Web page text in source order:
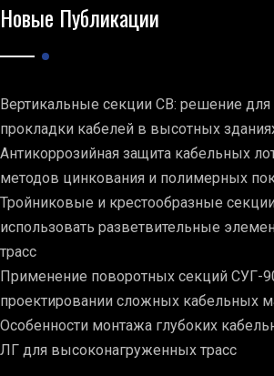
Новые Публикации
Вертикальные секции СВ: решение
прокладки кабелей в высотных
Антикоррозийная защита кабельных
методов цинкования и полимерных
Тройниковые и крестообразные
использовать разветвительные
трасс
Применение поворотных секций СУГ-
проектировании сложных кабельных
Особенности монтажа глубоких
ЛГ для высоконагруженных трасс